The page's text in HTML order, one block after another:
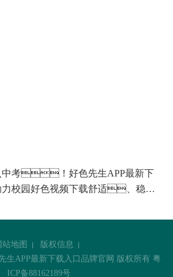
中考！好色先生APP最新下
力校园好色视频下载舒适、稳定
站地图
版权信息
生APP最新下载入口品牌官网 版权所有 粤
ICP备88162189号